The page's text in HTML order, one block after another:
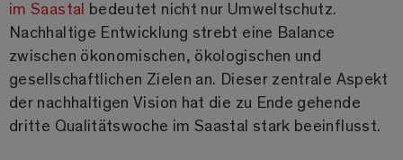
im Saastal bedeutet nicht nur Umweltschutz.
Nachhaltige Entwicklung strebt eine Balance
zwischen ökonomischen, ökologischen und
gesellschaftlichen Zielen an. Dieser zentrale Aspekt
der nachhaltigen Vision hat die zu Ende gehende
dritte Qualitätswoche im Saastal stark beeinflusst.